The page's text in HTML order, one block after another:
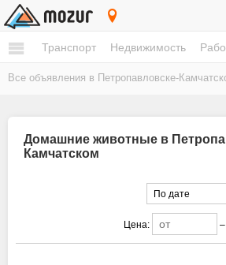
Петропавловск-
Транспорт Недвижимость
Все объявления в Петропавловске-
Домашние животные в
Камчатском
По дате
Цена: –